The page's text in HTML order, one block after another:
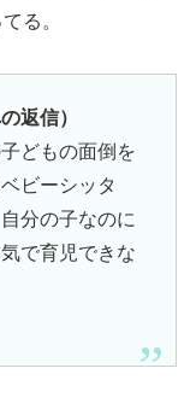
る。
返信）
どもの面倒を
ビーシッタ
分の子なのに
で育児できな